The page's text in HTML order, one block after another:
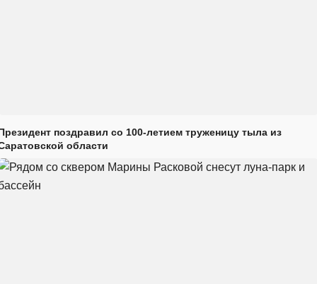
поздравил со 100-летием труженицу тыла из
области